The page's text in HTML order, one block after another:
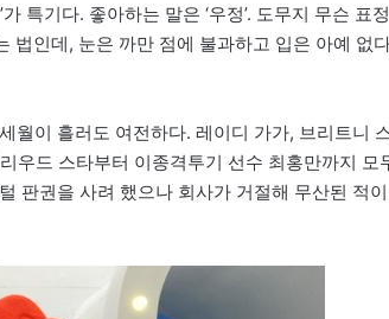
특기다. 좋아하는 말은 ‘우정’. 도무지 무슨 표
법인데, 눈은 까만 점에 불과하고 입은 아예 없
월이 흘러도 여전하다. 레이디 가가, 브리트니
우드 스타부터 이종격투기 선수 최홍만까지 모
판권을 사려 했으나 회사가 거절해 무산된 적